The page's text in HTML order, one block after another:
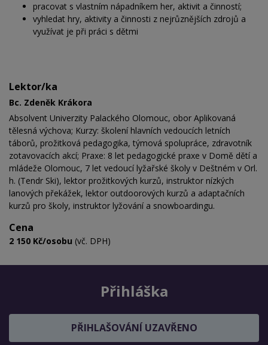
pracovat s vlastním nápadníkem her, aktivit a činností;
vyhledat hry, aktivity a činnosti z nejrůznějších zdrojů a
využívat je při práci s dětmi
Lektor/ka
Bc. Zdeněk Krákora
Absolvent Univerzity Palackého Olomouc, obor Aplikovaná
tělesná výchova; Kurzy: školení hlavních vedoucích letních
táborů, prožitková pedagogika, týmová spolupráce, zdravotník
zotavovacích akcí; Praxe: 8 let pedagogické praxe v Domě dětí a
mládeže Olomouc, 7 let vedoucí lyžařské školy v Deštném v Orl.
h. (Tendr Ski), lektor prožitkových kurzů, instruktor nízkých
lanových překážek, lektor outdoorových kurzů a adaptačních
kurzů pro školy, instruktor lyžování a snowboardingu.
Cena
2 150 Kč/osobu (vč. DPH)
Přihláška
PŘIHLAŠOVÁNÍ UZAVŘENO